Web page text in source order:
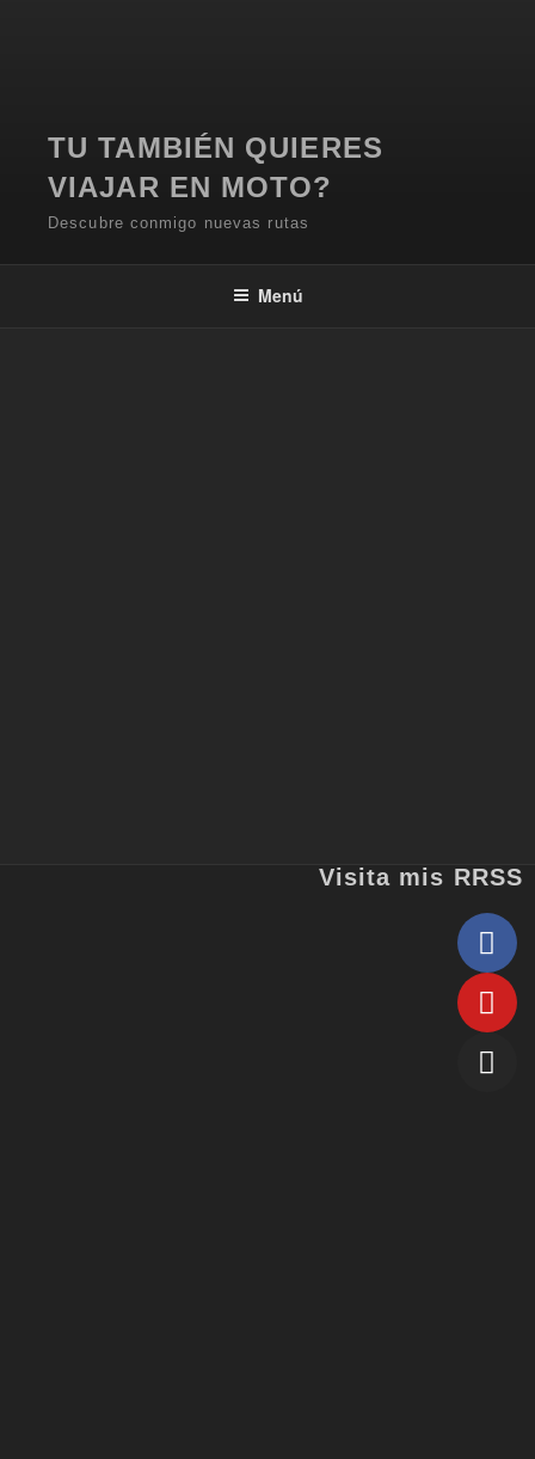
TU TAMBIÉN QUIERES
VIAJAR EN MOTO?
Descubre conmigo nuevas rutas
Menú
Visita mis RRSS